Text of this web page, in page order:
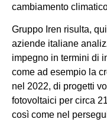
cambiamento
Gruppo Iren risulta,
aziende italiane
impegno in termini di
come ad esempio la
nel 2022, di progetti
fotovoltaici per circa
così come nel